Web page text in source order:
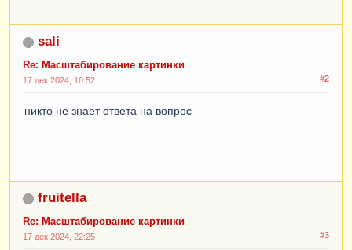
sali
Re: Масштабирование картинки
#2
17 дек 2024, 10:52
никто не знает ответа на вопрос
fruitella
Re: Масштабирование картинки
#3
17 дек 2024, 22:25